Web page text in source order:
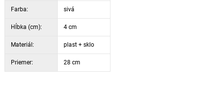
Farba: sivá
Hĺbka (cm): 4 cm
Materiál: plast + sklo
Priemer: 28 cm